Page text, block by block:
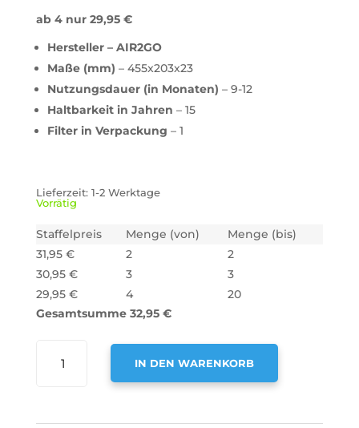
ab 4 nur 29,95 €
Hersteller – AIR2GO
Maße (mm) – 455x203x23
Nutzungsdauer (in Monaten) – 9-12
Haltbarkeit in Jahren – 15
Filter in Verpackung – 1
Lieferzeit: 1-2 Werktage
Vorrätig
Staffelpreis Menge (von)
Menge (bis)
31,95 € 2
2
30,95 € 3
3
29,95 € 4
20
Gesamtsumme 32,95 €
AKTIVKOHLEFILTER
FÜR
IN DEN WARENKORB